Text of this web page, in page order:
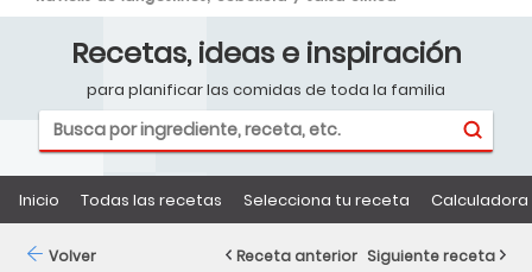
Recetas, ideas e inspiración
para planificar las comidas de toda la familia
Inicio Todas las recetas Selecciona tu receta
Volver Receta anterior Siguiente receta